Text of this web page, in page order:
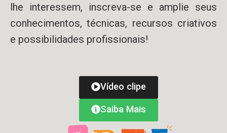
lhe interessem, inscreva-se e amplie seus
conhecimentos, técnicas, recursos criativos
e possibilidades profissionais!
Vídeo clipe
Saiba Mais